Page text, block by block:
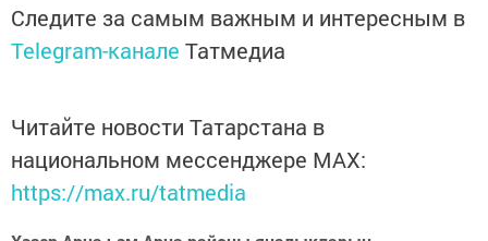
Следите за самым важным и интересным в
Telegram-канале Татмедиа
Читайте новости Татарстана в
национальном мессенджере MАХ:
https://max.ru/tatmedia